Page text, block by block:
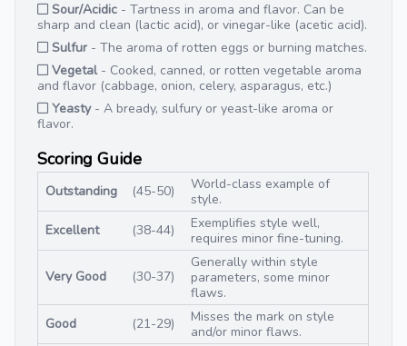
Sour/Acidic - Tartness in aroma and flavor. Can be
sharp and clean (lactic acid), or vinegar-like (acetic acid).
Sulfur - The aroma of rotten eggs or burning matches.
Vegetal- Cooked, canned, or rotten vegetable aroma
and flavor (cabbage, onion, celery, asparagus, etc.)
Yeasty- A bready, sulfury or yeast-like aroma or
flavor.
Scoring Guide
Outstanding (45-50)
World-class example of
style.
Excellent
(38-44)
Exemplifies style well,
requires minor fine-tuning.
Very Good (30-37)
Generally within style
parameters, some minor
flaws.
Good
(21-29)
Misses the mark on style
and/or minor flaws.